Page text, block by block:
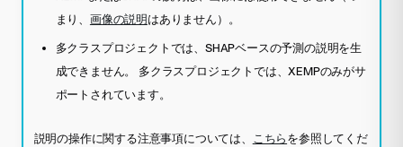
まり、 画像の説明はありません）。
多クラスプロジェクトでは、SHAPベースの予測の説明を生
成できません。 多クラスプロジェクトでは、XEMPのみがサ
ポートされています。
説明の操作に関する注意事項については、 こちらを参照してくだ